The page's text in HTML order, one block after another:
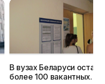
В вузах Беларуси
более 100 вакантных